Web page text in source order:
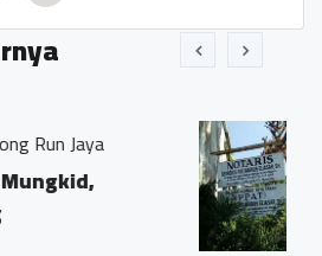
Kantor Notaris dan
Ivo Marius, SH"
Bumirejo,
Magelang